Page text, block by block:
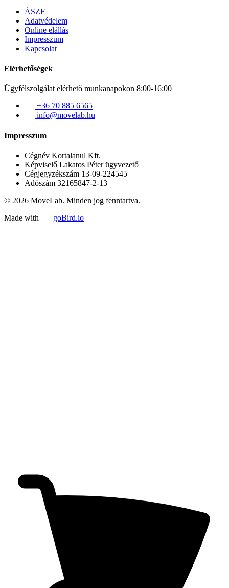
ÁSZF
Adatvédelem
Online elállás
Impresszum
Kapcsolat
Elérhetőségek
Ügyfélszolgálat elérhető munkanapokon 8:00-16:00
+36 70 885 6565
info@movelab.hu
Impresszum
Cégnév Kortalanul Kft.
Képviselő Lakatos Péter ügyvezető
Cégjegyzékszám 13-09-224545
Adószám 32165847-2-13
© 2026 MoveLab. Minden jog fenntartva.
Made with
goBird.io